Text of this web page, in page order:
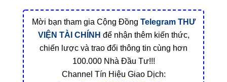
Mời bạn tham gia Cộng Đồng Telegram THƯ
VIỆN TÀI CHÍNH để nhận thêm kiến thức,
chiến lược và trao đổi thông tin cùng hơn
100.000 Nhà Đầu Tư!!!
Channel Tín Hiệu Giao Dịch: